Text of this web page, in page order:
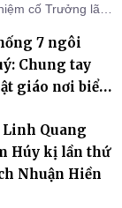
cố Trưởng lão
đông đảo thiện tín
7 ngôi
Chung tay
giáo nơi biển
Linh Quang
Húy kị lần thứ
Nhuận Hiền